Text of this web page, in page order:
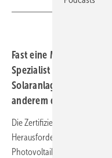
Fast eine Million Euro
Spezialist für die KI-
Solaranlagen
anderem die Lösung
Die Zertifizierung von
Herausforderung. Sie ist ein
Photovoltaikanlagen. Die